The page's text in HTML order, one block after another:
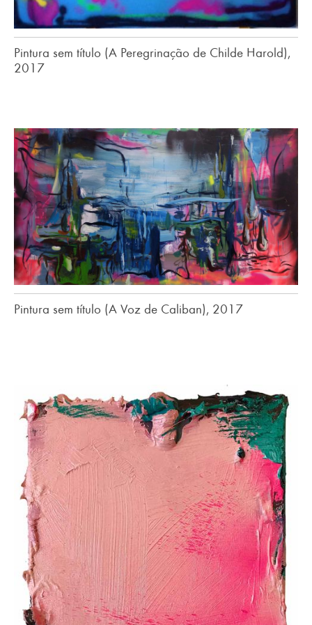
Pintura sem título (A Peregrinação de Childe Harold),
2017
Pintura sem título (A Voz de Caliban), 2017